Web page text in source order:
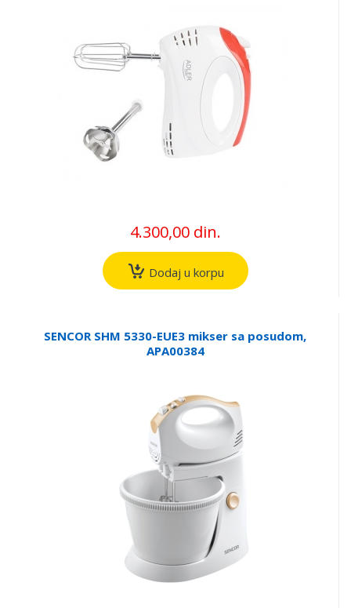
4.300,00 din.
Dodaj u korpu
SENCOR SHM 5330-EUE3 mikser sa posudom,
APA00384